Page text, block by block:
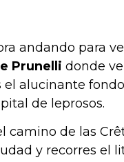
andando para
Prunelli donde
el alucinante
de leprosos.
de las
y recorres el